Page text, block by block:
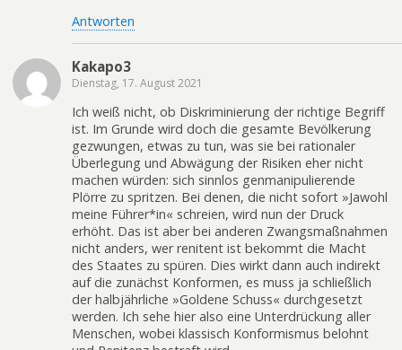
Antworten
Kakapo3
Dienstag, 17. August 2021
Ich weiß nicht, ob Diskriminierung der richtige Begriff
ist. Im Grunde wird doch die gesamte Bevölkerung
gezwungen, etwas zu tun, was sie bei rationaler
Überlegung und Abwägung der Risiken eher nicht
machen würden: sich sinnlos genmanipulierende
Plörre zu spritzen. Bei denen, die nicht sofort »Jawohl
meine Führer*in« schreien, wird nun der Druck
erhöht. Das ist aber bei anderen Zwangsmaßnahmen
nicht anders, wer renitent ist bekommt die Macht
des Staates zu spüren. Dies wirkt dann auch indirekt
auf die zunächst Konformen, es muss ja schließlich
der halbjährliche »Goldene Schuss« durchgesetzt
werden. Ich sehe hier also eine Unterdrückung aller
Menschen, wobei klassisch Konformismus belohnt